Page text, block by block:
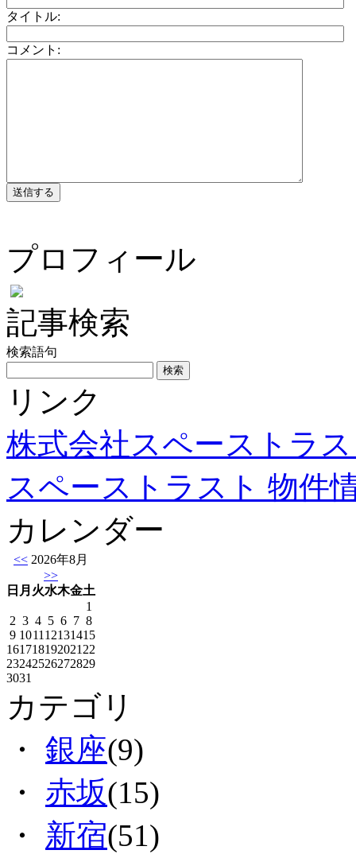
タイトル:
コメント:
プロフィール
記事検索
検索語句
リンク
株式会社スペーストラ
スペーストラスト 物件
カレンダー
<< 2026年8月
>>
日 月 火水木金土
1
2 3 4 5 6 7 8
9 101112131415
16171819202122
23242526272829
3031
カテゴリ
・ 銀座(9)
・ 赤坂(15)
・ 新宿(51)